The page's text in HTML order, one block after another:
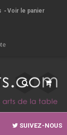
- Voir le panier
SUIVEZ-NOUS